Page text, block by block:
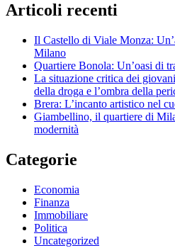
Articoli recenti
Il Castello di Viale Monza:
Milano
Quartiere Bonola: Un’oasi di
La situazione critica dei
della droga e l’ombra della
Brera: L’incanto artistico nel
Giambellino, il quartiere di
modernità
Categorie
Economia
Finanza
Immobiliare
Politica
Uncategorized